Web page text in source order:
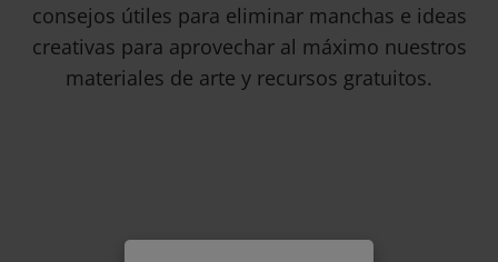
consejos útiles para eliminar manchas e ideas
creativas para aprovechar al máximo nuestros
materiales de arte y recursos gratuitos.